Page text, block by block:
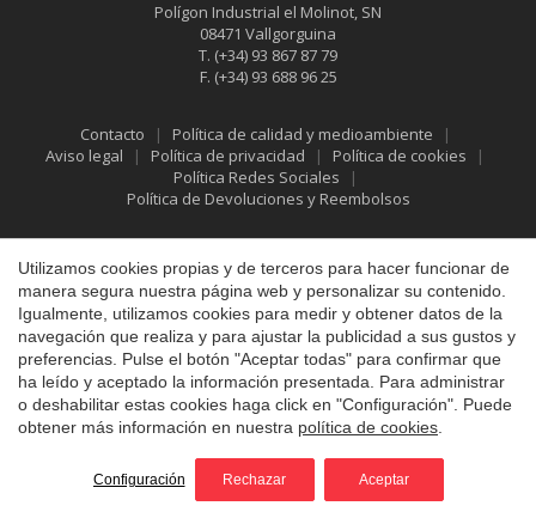
Polígon Industrial el Molinot, SN
08471 Vallgorguina
T. (+34) 93 867 87 79
F. (+34) 93 688 96 25
Contacto
Política de calidad y medioambiente
Aviso legal
Política de privacidad
Política de cookies
Política Redes Sociales
Política de Devoluciones y Reembolsos
©2026 Vallfirest
Todos los derechos reservados
byiEstrategic
Utilizamos cookies propias y de terceros para hacer funcionar de
manera segura nuestra página web y personalizar su contenido.
Igualmente, utilizamos cookies para medir y obtener datos de la
navegación que realiza y para ajustar la publicidad a sus gustos y
preferencias. Pulse el botón "Aceptar todas" para confirmar que
ha leído y aceptado la información presentada. Para administrar
o deshabilitar estas cookies haga click en "Configuración". Puede
obtener más información en nuestra política de cookies
Configuración Rechazar Aceptar
Guardar configuración Aceptar todas